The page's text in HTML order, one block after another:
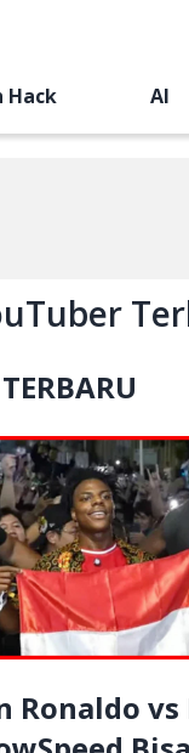
Hack AI
Ronaldo vs